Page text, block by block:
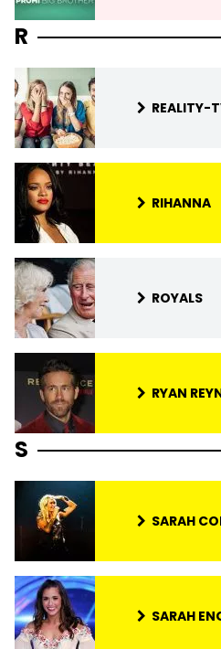
R
REALITY-
RIHANNA
ROYALS
RYAN
S
SARAH
SARAH